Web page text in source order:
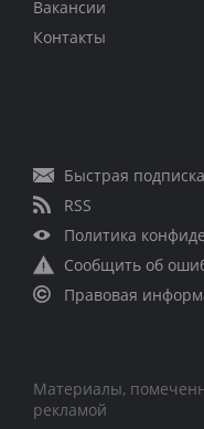
Вакансии
Контакты
Быстрая
RSS
Политика
Сообщить об
Правовая
Материалы,
рекламой